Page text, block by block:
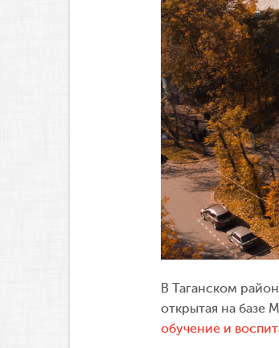
В Таганском
открытая на базе
обучение и